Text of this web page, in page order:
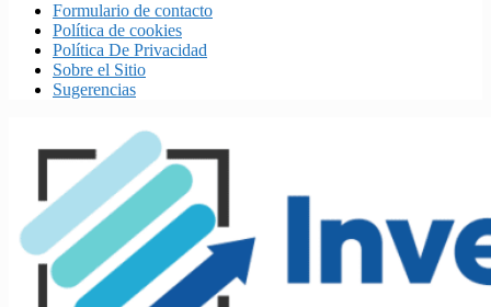
Formulario de contacto
Política de cookies
Política De Privacidad
Sobre el Sitio
Sugerencias